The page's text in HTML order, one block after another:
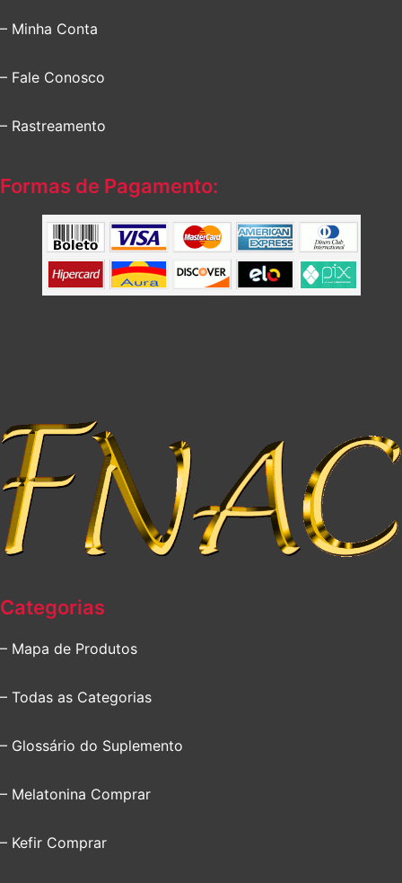
– Minha Conta
– Fale Conosco
– Rastreamento
Formas de Pagamento:
Categorias
– Mapa de Produtos
– Todas as Categorias
– Glossário do Suplemento
– Melatonina Comprar
– Kefir Comprar